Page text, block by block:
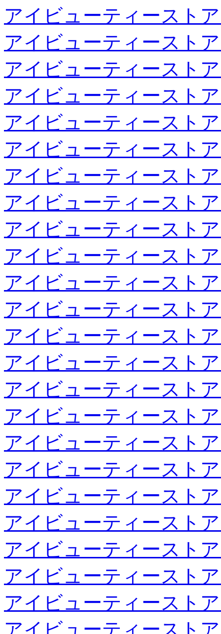
アイビューティースト
アイビューティースト
アイビューティースト
アイビューティースト
アイビューティースト
アイビューティースト
アイビューティースト
アイビューティースト
アイビューティースト
アイビューティースト
アイビューティースト
アイビューティースト
アイビューティースト
アイビューティースト
アイビューティースト
アイビューティースト
アイビューティースト
アイビューティースト
アイビューティースト
アイビューティースト
アイビューティースト
アイビューティースト
アイビューティースト
アイビューティースト